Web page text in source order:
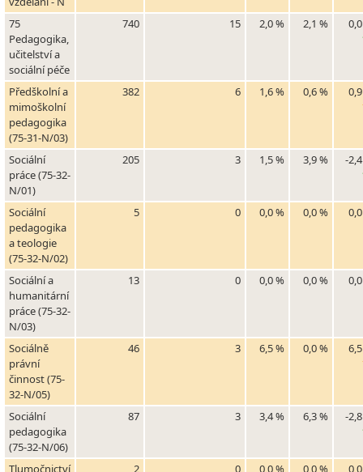
75
Pedagogika,
učitelství a
sociální péče
740 15 2,0 % 2,1 %
Předškolní a
mimoškolní
pedagogika
(75-31-N/03)
382 6 1,6 % 0,6 %
Sociální
práce (75-32-
N/01)
205 3 1,5 % 3,9 % -
Sociální
pedagogika
a teologie
(75-32-N/02)
5 0 0,0 % 0,0 %
Sociální a
humanitární
práce (75-32-
N/03)
13 0 0,0 % 0,0 %
Sociálně
právní
činnost (75-
32-N/05)
46 3 6,5 % 0,0 %
Sociální
pedagogika
(75-32-N/06)
87 3 3,4 % 6,3 % -
Tlumočnictví
2 0 0,0 % 0,0 %